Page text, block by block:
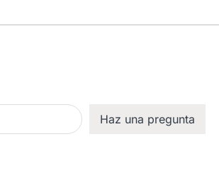
Haz una pregunta